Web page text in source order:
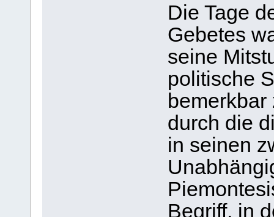
Die Tage
Gebetes
seine
politische
durch die
in seinen
Begriff, in